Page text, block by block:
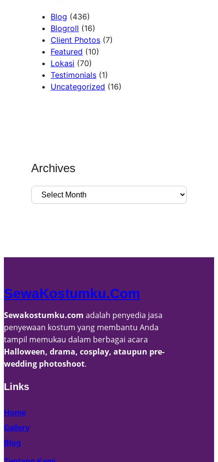
Blog (436)
Blogroll (16)
Client Photos (7)
Featured (10)
Lokasi (70)
Testimonials (1)
Uncategorized (16)
Archives
A
r
SewaKostumku.com
Sewakostumku.com adalah penyedia jasa
penyewaan kostum yang membantu Anda
tampil memukau dalam berbagai acara
Halloween, drama, cosplay, ataupun pre-
wedding photoshoot.
Links
Home
Gallery
Blog